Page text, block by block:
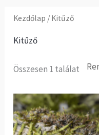
Kezdőlap / Kitűző
Kitűző
Összesen 1 találat